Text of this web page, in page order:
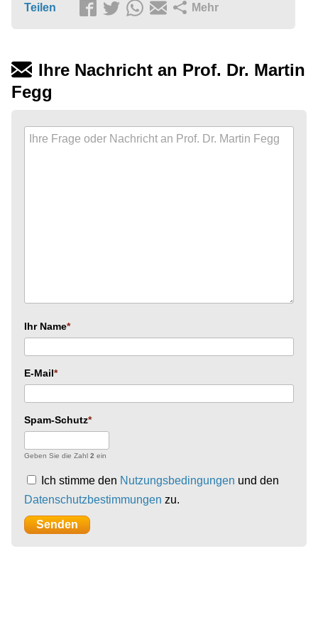
Teilen Mehr
Ihre Nachricht an Prof. Dr. Martin
Fegg
Ihr Name
E-Mail
Spam-Schutz
Geben Sie die Zahl 2 ein
Ich stimme den Nutzungsbedingungen und den
Datenschutzbestimmungen zu.